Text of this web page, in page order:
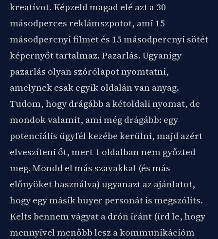
kreatívot. Képzeld magad elé azt a 30
másodperces reklámszpotot, ami 15
másodpercnyi filmet és 15 másodpercnyi sötét
képernyőt tartalmaz. Pazarlás. Ugyanígy
pazarlás olyan szórólapot nyomtatni,
amelynek csak egyik oldalán van anyag.
Tudom, hogy drágább a kétoldali nyomat, de
mondok valamit, ami még drágább: egy
potenciális ügyfél kezébe kerülni, majd azért
elveszíteni őt, mert 1 oldalban nem győzted
meg. Mondd el más szavakkal (és más
előnyöket használva) ugyanazt az ajánlatot,
hogy egy másik buyer personát is megszólíts.
Kelts bennem vágyat a drón iránt (írd le, hogy
mennyivel menőbb lesz a kommunikációm